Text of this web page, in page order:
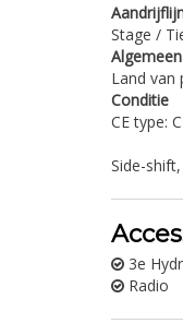
Stage /
Algemeen
Land van
Conditie
CE type:
Side-
3e
Radio